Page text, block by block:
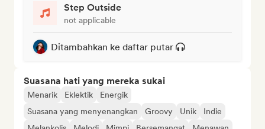
Step Outside
not applicable
Ditambahkan ke daftar putar
Suasana hati yang mereka sukai
Menarik Eklektik
Energik
Suasana yang menyenangkan
Groovy Unik
Indie